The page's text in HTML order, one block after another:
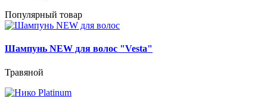
Популярный товар
Шампунь NEW для волос "Vesta"
Травяной